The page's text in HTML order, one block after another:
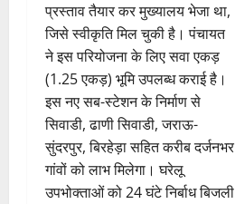
प्रस्ताव तैयार कर मुख्यालय भेजा था,
जिसे स्वीकृति मिल चुकी है। पंचायत
ने इस परियोजना के लिए सवा एकड़
(1.25 एकड़) भूमि उपलब्ध कराई है।
इस नए सब-स्टेशन के निर्माण से
सिवाडी, ढाणी सिवाडी, जराऊ-
सुंदरपुर, बिरहेड़ा सहित करीब दर्जनभर
गांवों को लाभ मिलेगा। घरेलू
उपभोक्ताओं को 24 घंटे निर्बाध बिजली